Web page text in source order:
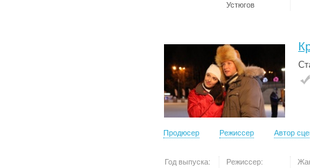
Устюгов
Продюсер Режиссер Автор
Год выпуска:
Режиссер: